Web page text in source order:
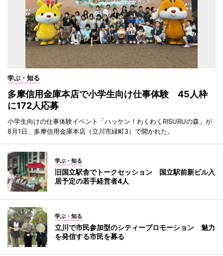
学ぶ・知る
多摩信用金庫本店で小学生向け仕事体験 45人枠
に172人応募
小学生向けの仕事体験イベント「ハッケン！わくわくRISURUの森」が
8月1日、多摩信用金庫本店（立川市緑町3）で開かれた。
学ぶ・知る
旧国立駅舎でトークセッション 国立駅前新ビル入
居予定の若手経営者4人
学ぶ・知る
立川で市民参加型のシティープロモーション 魅力
を発信する市民を募る